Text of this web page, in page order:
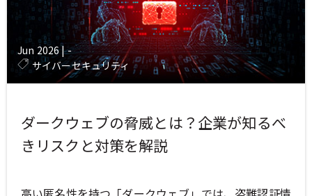
Jun 2026|-
サイバーセキュリティ
ダークウェブの脅威とは？企業が知るべ
きリスクと対策を解説